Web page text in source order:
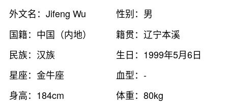
外文名：Jifeng Wu
性别：男
国籍：中国（内地）
籍贯：辽宁本溪
民族：汉族
生日：1999年5月6日
星座：金牛座
血型：-
身高：184cm
体重：80kg